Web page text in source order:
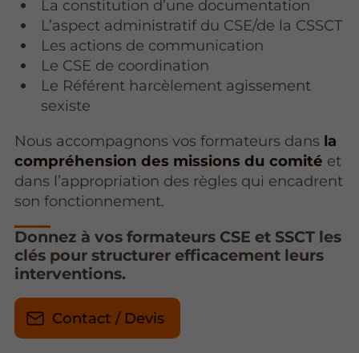
La constitution d’une documentation
L’aspect administratif du CSE/de la CSSCT
Les actions de communication
Le CSE de coordination
Le Référent harcèlement agissement
sexiste
Nous accompagnons vos formateurs dans la
compréhension des missions du comité et
dans l’appropriation des règles qui encadrent
son fonctionnement.
Donnez à vos formateurs CSE et SSCT les
clés pour structurer efficacement leurs
interventions.
Contact / Devis